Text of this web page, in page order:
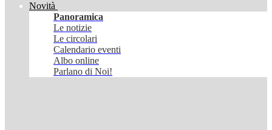
Novità
Panoramica
Le notizie
Le circolari
Calendario eventi
Albo online
Parlano di Noi!